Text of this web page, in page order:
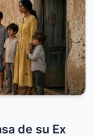
de su Ex